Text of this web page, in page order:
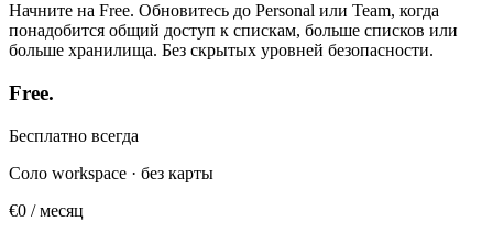
Начните на Free. Обновитесь до Personal или Team, когда
понадобится общий доступ к спискам, больше списков или
больше хранилища. Без скрытых уровней безопасности.
Free.
Бесплатно всегда
Соло workspace · без карты
€0 / месяц